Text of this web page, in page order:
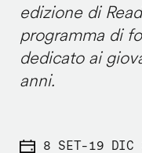
edizione di
programma di
dedicato ai
anni.
8 SET-19 DIC